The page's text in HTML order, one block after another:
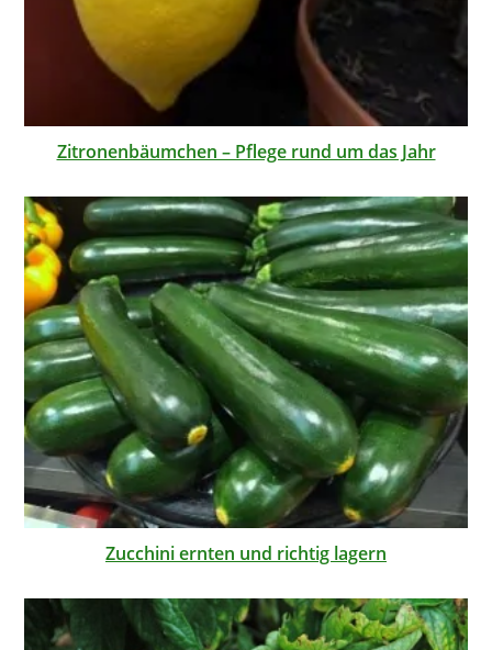
Zitronenbäumchen – Pflege rund um das Jahr
Zucchini ernten und richtig lagern